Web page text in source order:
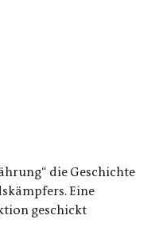
die Geschichte
Eine
geschickt